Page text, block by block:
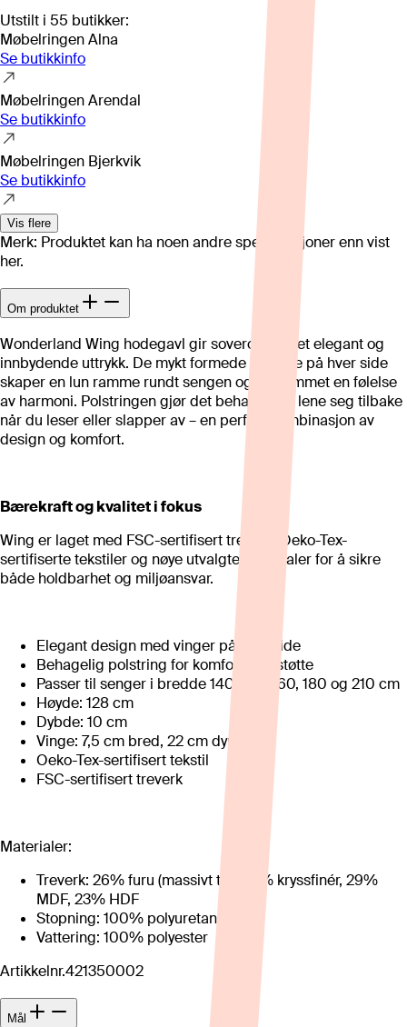
Utstilt i 55 butikker:
Møbelringen Alna
Se butikkinfo
Møbelringen Arendal
Se butikkinfo
Møbelringen Bjerkvik
Se butikkinfo
Vis flere
Merk: Produktet kan ha noen andre spesifikasjoner enn vist
her.
Om produktet
Wonderland Wing hodegavl gir soverommet et elegant og
innbydende uttrykk. De mykt formede vingene på hver side
skaper en lun ramme rundt sengen og gir rommet en følelse
av harmoni. Polstringen gjør det behagelig å lene seg tilbake
når du leser eller slapper av – en perfekt kombinasjon av
design og komfort.
Bærekraft og kvalitet i fokus
Wing er laget med FSC-sertifisert treverk, Oeko-Tex-
sertifiserte tekstiler og nøye utvalgte materialer for å sikre
både holdbarhet og miljøansvar.
Elegant design med vinger på hver side
Behagelig polstring for komfortabel støtte
Passer til senger i bredde 140, 150, 160, 180 og 210 cm
Høyde: 128 cm
Dybde: 10 cm
Vinge: 7,5 cm bred, 22 cm dyp
Oeko-Tex-sertifisert tekstil
FSC-sertifisert treverk
Materialer:
Treverk: 26% furu (massivt tre), 21% kryssfinér, 29%
MDF, 23% HDF
Stopning: 100% polyuretanskum
Vattering: 100% polyester
Artikkelnr.421350002
Mål